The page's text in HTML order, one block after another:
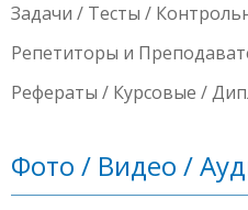
Задачи / Тесты /
Репетиторы и
Рефераты / Курсовые /
Фото / Видео /